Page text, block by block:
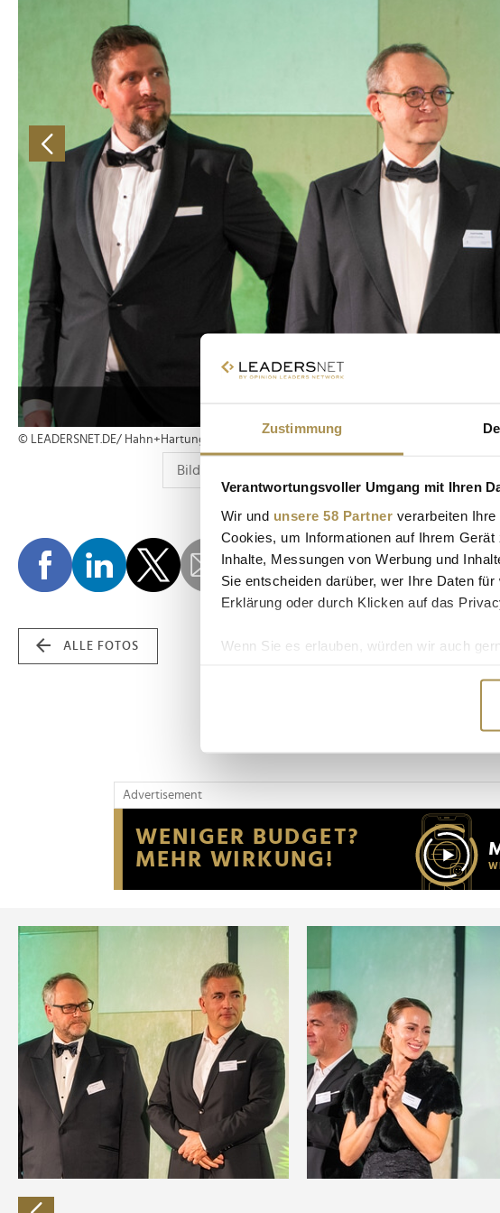
Zustimmung
Verantwortungsvoller Umgang mit Ihren
Wir und unsere 58 Partner verarbeiten
Cookies, um Informationen auf Ihrem
Inhalte, Messungen von Werbung und
Sie entscheiden darüber, wer Ihre Daten
Erklärung oder durch Klicken auf das
Wenn Sie es erlauben, würden wir auch
Erfahren Sie mehr darüber, wie Ihre
Wir verwenden Cookies, um Inhalte und
Website an unsere Partner für soziale
möglicherweise mit weiteren Daten
der Dienste gesammelt haben.
© LEADERSNET.DE/ Hahn+Hartung / Miguel Hahn
ALLE FOTOS
Advertisement